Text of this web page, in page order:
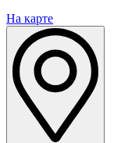
На карте